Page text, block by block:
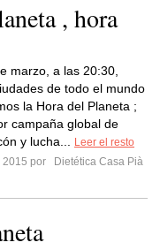
, hora
marzo, a las 20:30,
de todo el mundo
la Hora del Planeta ;
campaña global de
y lucha...
Leer el resto
2015 por
Dietética Casa Pià